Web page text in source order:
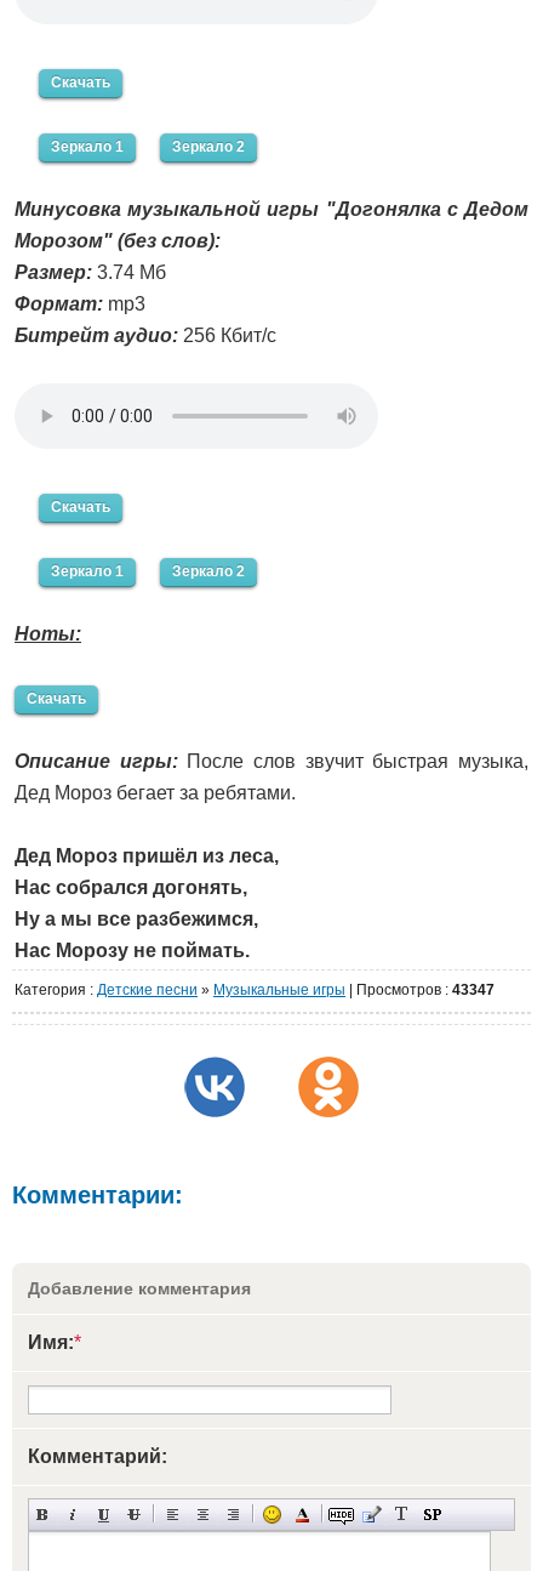
Скачать
Зеркало 1 Зеркало 2
Минусовка музыкальной игры "Догонялка с Дедом
Морозом" (без слов):
Размер: 3.74 Мб
Формат: mp3
Битрейт аудио: 256 Кбит/с
Скачать
Зеркало 1 Зеркало 2
Ноты:
Скачать
Описание игры:После слов звучит быстрая музыка,
Дед Мороз бегает за ребятами.
Дед Мороз пришёл из леса,
Нас собрался догонять,
Ну а мы все разбежимся,
Нас Морозу не поймать.
Категория : Детские песни » Музыкальные игры Просмотров : 43347
Комментарии:
Добавление комментария
Имя:*
Комментарий: